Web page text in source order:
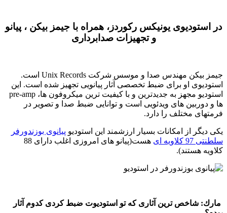
در استودیوی یونیکس رکوردز، همراه با جیمز بیکن ، پیانو
و تجهیزات صدابرداری
جیمز بیكن مهندس صدا و موسس شركت Unix Records است.
استودیوی او برای ضبط تخصصی آثار پیانویی تجهیز شده است. این
استودیو مجهز به جدیدترین و با كیفیت ترین میكروفون ها، pre-amp
ها و دوربین های ویدئویی است و توانایی ضبط صدا و تصویر در
فرمتهای مختلف را دارد.
یكی دیگر از امكانات بسیار ارزشمند این استودیو پیانوی بوزندورفر
سلطنتی 97 كلاویه ای
هست(پیانو های امروزی اغلب دارای 88
كلاویه هستند).
مارك: شاخص ترین آثاری كه تو استودیوت ضبط كردی كدوم آثار